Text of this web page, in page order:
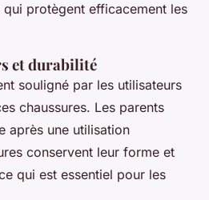
qui protègent efficacement les
et durabilité
souligné par les utilisateurs
chaussures. Les parents
après une utilisation
conservent leur forme et
qui est essentiel pour les